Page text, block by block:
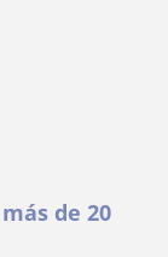
de 20